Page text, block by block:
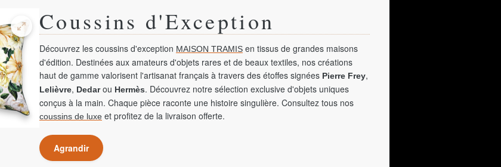
Coussins d'Exception
Découvrez les coussins d'exception MAISON TRAMIS en tissus de grandes maisons
d'édition. Destinées aux amateurs d'objets rares et de beaux textiles, nos créations
haut de gamme valorisent l'artisanat français à travers des étoffes signées Pierre Frey,
Lelièvre, Dedarou Hermès. Découvrez notre sélection exclusive d'objets uniques
conçus à la main. Chaque pièce raconte une histoire singulière. Consultez tous nos
coussins de luxe et profitez de la livraison offerte.
Agrandir